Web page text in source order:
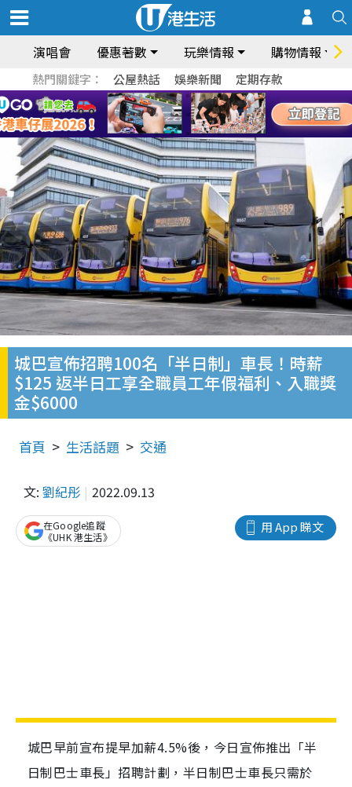
演唱會 優惠著數 玩樂情報 購物情報
熱門關鍵字： 公屋熱話 娛樂新聞 定期存款
城巴宣佈招聘100名「半日制」車長！時薪
$125 返半日工享全職員工年假福利、入職獎
金$6000
首頁 生活話題 交通
文: 劉紀彤 2022.09.13
用 App 睇文
在Google追蹤
《UHK 港生活》
城巴早前宣布提早加薪4.5%後，今日宣佈推出「半
日制巴士車長」招聘計劃，半日制巴士車長只需於